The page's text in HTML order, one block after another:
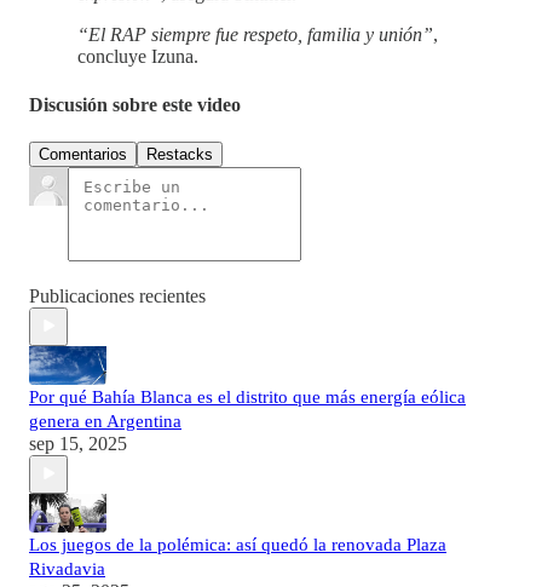
“El RAP siempre fue respeto, familia y unión”,
concluye Izuna.
Discusión sobre este video
Comentarios Restacks
Publicaciones recientes
Por qué Bahía Blanca es el distrito que más energía eólica
genera en Argentina
sep 15, 2025
Los juegos de la polémica: así quedó la renovada Plaza
Rivadavia